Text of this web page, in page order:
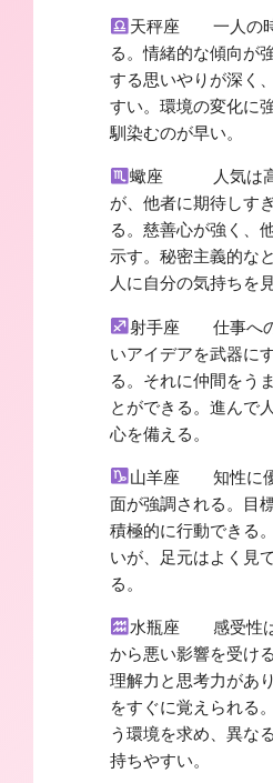
天秤座 一人の時
る。情緒的な傾向が
する思いやりが深く
すい。環境の変化に
馴染むのが早い。
蠍座 人気は高
が、他者に期待しす
る。慈善心が強く、
示す。秘密主義的な
人に自分の気持ちを
射手座 仕事への
いアイデアを武器に
る。それに仲間をう
とができる。進んで
心を備える。
山羊座 知性に優
面が強調される。目
積極的に行動できる
いが、足元はよく見
る。
水瓶座 感受性は
から悪い影響を受け
理解力と思考力があ
をすぐに覚えられる
う環境を求め、異な
持ちやすい。